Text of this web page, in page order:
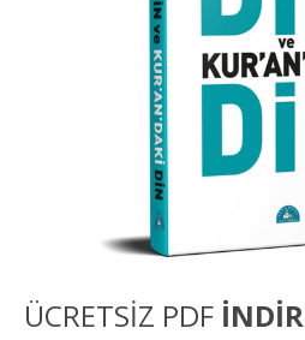
ÜCRETSİZ PDF İNDİR